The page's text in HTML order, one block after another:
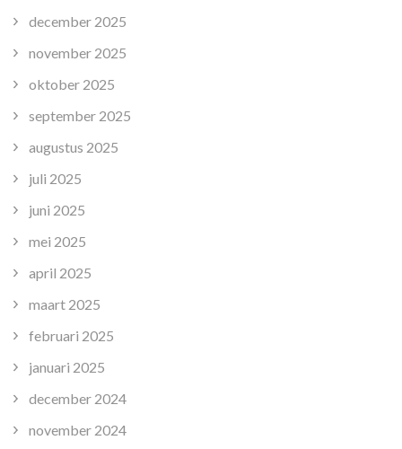
december 2025
november 2025
oktober 2025
september 2025
augustus 2025
juli 2025
juni 2025
mei 2025
april 2025
maart 2025
februari 2025
januari 2025
december 2024
november 2024